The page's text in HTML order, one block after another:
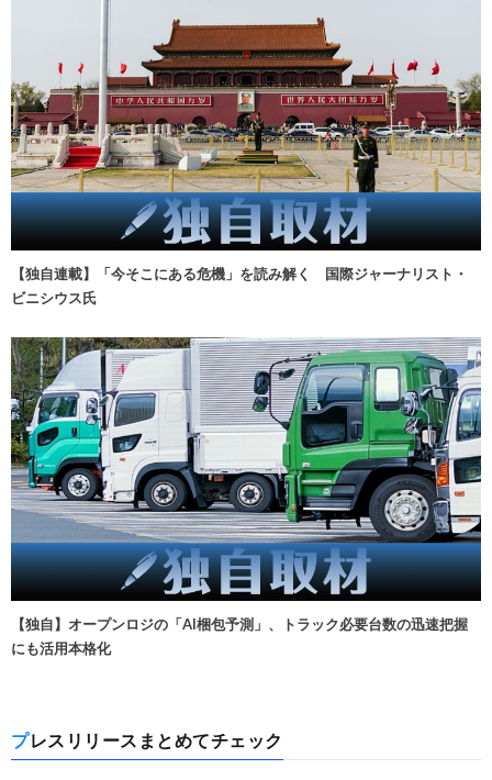
【独自連載】「今そこにある危機」を読み解く 国際ジャーナリスト・
ビニシウス氏
【独自】オープンロジの「AI梱包予測」、トラック必要台数の迅速把握
にも活用本格化
プレスリリースまとめてチェック